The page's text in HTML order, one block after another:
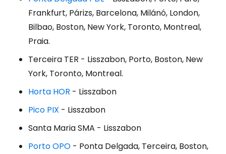
Frankfurt, Párizs, Barcelona, Milánó, London,
Bilbao, Boston, New York, Toronto, Montreal,
Praia.
Terceira TER - Lisszabon, Porto, Boston, New
York, Toronto, Montreal.
Horta HOR - Lisszabon
Pico PIX - Lisszabon
Santa Maria SMA - Lisszabon
Porto OPO - Ponta Delgada, Terceira, Boston,